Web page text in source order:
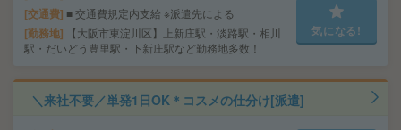
交通費 ■ 交通費規定内支給 ※派遣先による
勤務地
【大阪市東淀川区】上新庄駅・淡路駅・相川
駅・だいどう豊里駅・下新庄駅など勤務地多数！
気になる!
＼来社不要／単発1日OK＊コスメの仕分け[派遣]